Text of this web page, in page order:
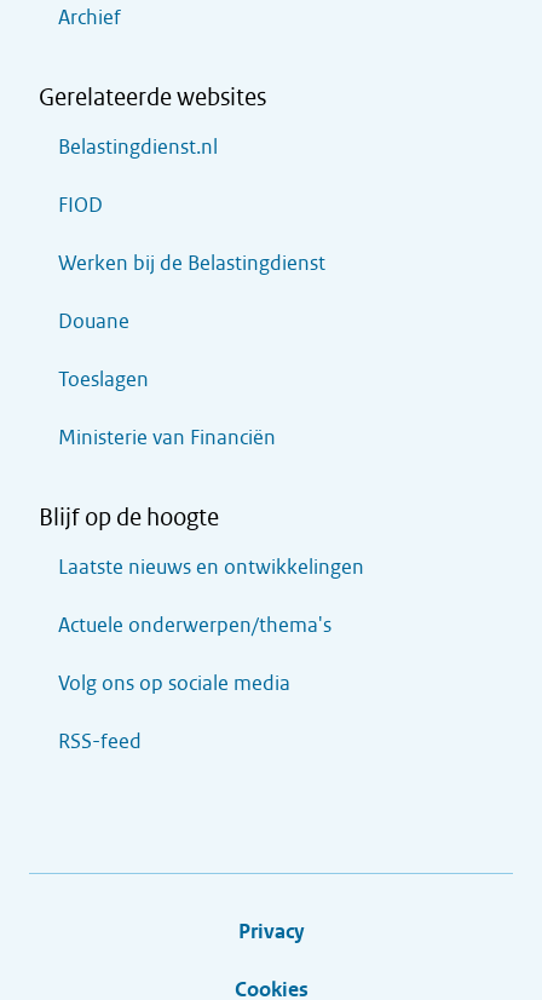
Archief
Gerelateerde websites
Belastingdienst.nl
FIOD
Werken bij de Belastingdienst
Douane
Toeslagen
Ministerie van Financiën
Blijf op de hoogte
Laatste nieuws en ontwikkelingen
Actuele onderwerpen/thema's
Volg ons op sociale media
RSS-feed
Privacy
Cookies